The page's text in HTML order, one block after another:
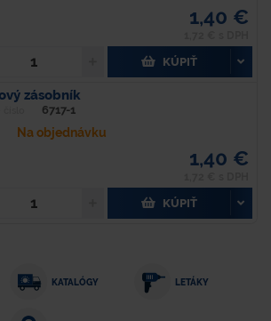
1,40 €
KÚPIŤ
zásobník
6717-1
Na objednávku
1,40 €
KÚPIŤ
KATALÓGY LETÁKY